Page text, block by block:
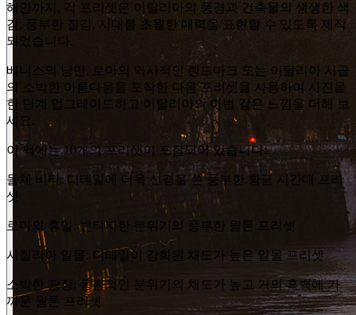
해안까지, 각 프리셋은 이탈리아의 풍경과 건축물의 생생한 색
감, 풍부한 질감, 시대를 초월한 매력을 표현할 수 있도록 제작
되었습니다.
베니스의 낭만, 로마의 역사적인 랜드마크 또는 이탈리아 시골
의 소박한 아름다움을 포착한 다음 프리셋을 사용하여 사진을
한 단계 업그레이드하고 이탈리아의 마법 같은 느낌을 더해 보
세요.
이 팩에는 10개의 프리셋이 포함되어 있습니다:
돌체 비타: 디테일에 더욱 신경을 쓴 풍부한 황금 시간대 프리
셋
로마의 휴일: 빈티지한 분위기의 풍부한 웜톤 프리셋
시칠리아 일몰: 디테일이 강화된 채도가 높은 일몰 프리셋
소박한 광장: 몽환적인 분위기의 채도가 높고 거의 흑백에 가
까운 웜톤 프리셋